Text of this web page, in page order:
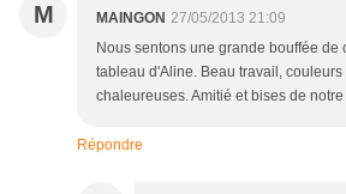
M MAINGON 27/05/2013 21:09
Nous sentons une grande bouffée de
tableau d'Aline. Beau travail, couleurs
chaleureuses. Amitié et bises de
Répondre